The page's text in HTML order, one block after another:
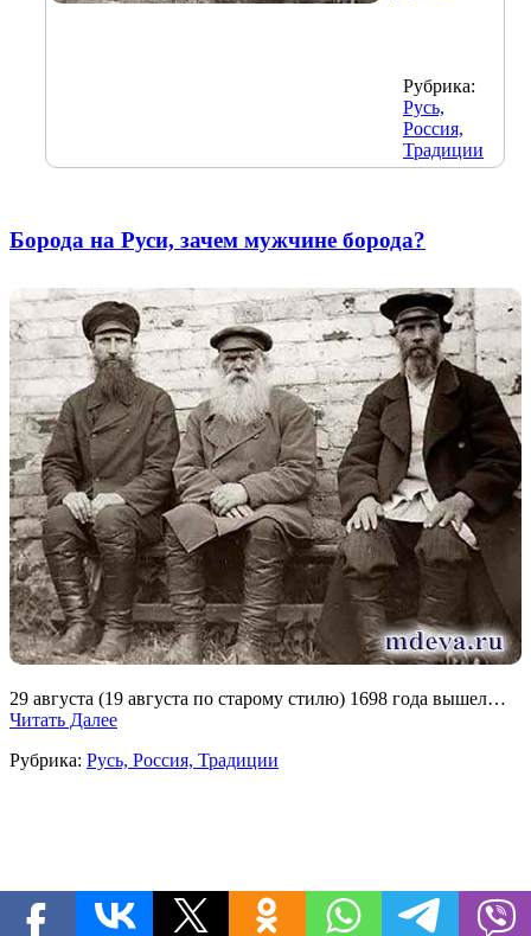
Рубрика:
Русь,
Россия,
Традиции
Борода на Руси, зачем мужчине борода?
29 августа (19 августа по старому стилю) 1698 года вышел…
Читать Далее
Рубрика: Русь, Россия, Традиции